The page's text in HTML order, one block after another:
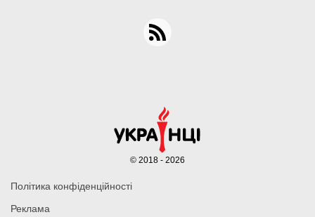
Політика конфіденційності
Реклама
© 2018 - 2026